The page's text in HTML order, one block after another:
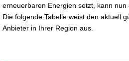
erneuerbaren Energien setzt, kann nun
Die folgende Tabelle weist den aktuell
Anbieter in Ihrer Region aus.